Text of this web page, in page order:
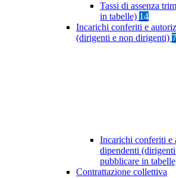
Tassi di assenza
in tabelle) 14
Incarichi conferiti e
(dirigenti e non dirigenti)
Incarichi conferiti e
dipendenti
pubblicare in
Contrattazione collettiva